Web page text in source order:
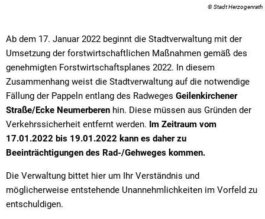
© Stadt Herzogenrath
Ab dem 17. Januar 2022 beginnt die Stadtverwaltung mit der
Umsetzung der forstwirtschaftlichen Maßnahmen gemäß des
genehmigten Forstwirtschaftsplanes 2022. In diesem
Zusammenhang weist die Stadtverwaltung auf die notwendige
Fällung der Pappeln entlang des Radweges Geilenkirchener
Straße/Ecke Neumerberen hin. Diese müssen aus Gründen der
Verkehrssicherheit entfernt werden. Im Zeitraum vom
17.01.2022 bis 19.01.2022 kann es daher zu
Beeinträchtigungen des Rad-/Gehweges kommen.
Die Verwaltung bittet hier um Ihr Verständnis und
möglicherweise entstehende Unannehmlichkeiten im Vorfeld zu
entschuldigen.